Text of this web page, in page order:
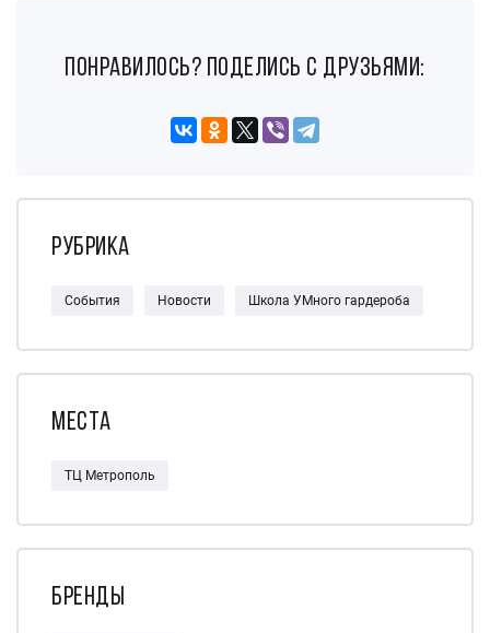
понравилось? поделись с друзьями:
Рубрика
События Новости Школа УМного гардероба
Места
ТЦ Метрополь
Бренды